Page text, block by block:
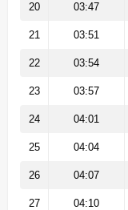
20 03:47
21 03:51
22 03:54
23 03:57
24 04:01
25 04:04
26 04:07
27 04:10